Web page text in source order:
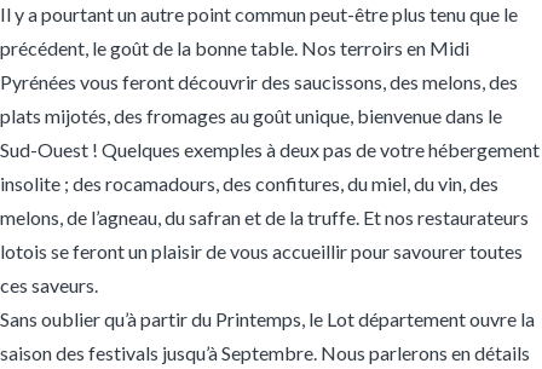
Il y a pourtant un autre point commun peut-être plus tenu que le
précédent, le goût de la bonne table. Nos terroirs en Midi
Pyrénées vous feront découvrir des saucissons, des melons, des
plats mijotés, des fromages au goût unique, bienvenue dans le
Sud-Ouest ! Quelques exemples à deux pas de votre hébergement
insolite ; des rocamadours, des confitures, du miel, du vin, des
melons, de l’agneau, du safran et de la truffe. Et nos restaurateurs
lotois se feront un plaisir de vous accueillir pour savourer toutes
ces saveurs.
Sans oublier qu’à partir du Printemps, le Lot département ouvre la
saison des festivals jusqu’à Septembre. Nous parlerons en détails